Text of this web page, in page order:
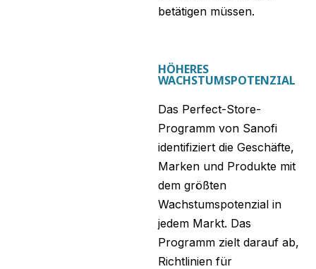
betätigen müssen.
HÖHERES
WACHSTUMSPOTENZIAL
Das Perfect-Store-
Programm von Sanofi
identifiziert die Geschäfte,
Marken und Produkte mit
dem größten
Wachstumspotenzial in
jedem Markt. Das
Programm zielt darauf ab,
Richtlinien für